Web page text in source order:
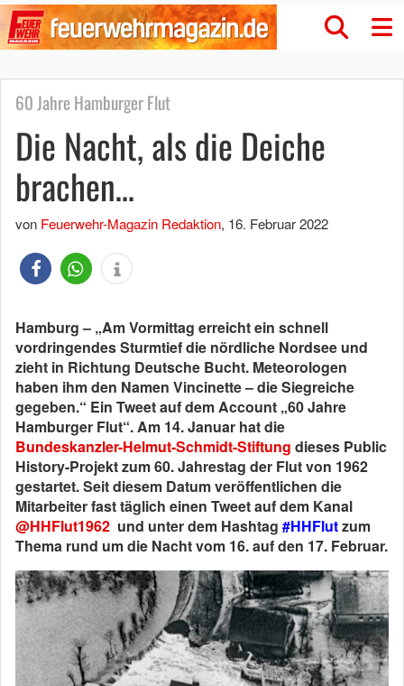
60 Jahre Hamburger Flut
Die Nacht, als die Deiche
brachen…
von Feuerwehr-Magazin Redaktion, 16. Februar 2022
Hamburg – „Am Vormittag erreicht ein schnell
vordringendes Sturmtief die nördliche Nordsee und
zieht in Richtung Deutsche Bucht. Meteorologen
haben ihm den Namen Vincinette – die Siegreiche
gegeben.“ Ein Tweet auf dem Account „60 Jahre
Hamburger Flut“. Am 14. Januar hat die
Bundeskanzler-Helmut-Schmidt-Stiftung dieses Public
History-Projekt zum 60. Jahrestag der Flut von 1962
gestartet. Seit diesem Datum veröffentlichen die
Mitarbeiter fast täglich einen Tweet auf dem Kanal
@HHFlut1962 und unter dem Hashtag #HHFlutzum
Thema rund um die Nacht vom 16. auf den 17. Februar.